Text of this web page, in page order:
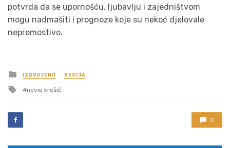
potvrda da se upornošću, ljubavlju i zajedništvom
mogu nadmašiti i prognoze koje su nekoć djelovale
nepremostivo.
Posted
in
IZDVOJENO REGIJA
Tagged
nevio krešić
0